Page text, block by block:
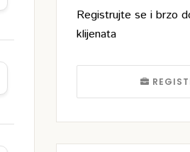
Registrujte se i brzo
klijenata